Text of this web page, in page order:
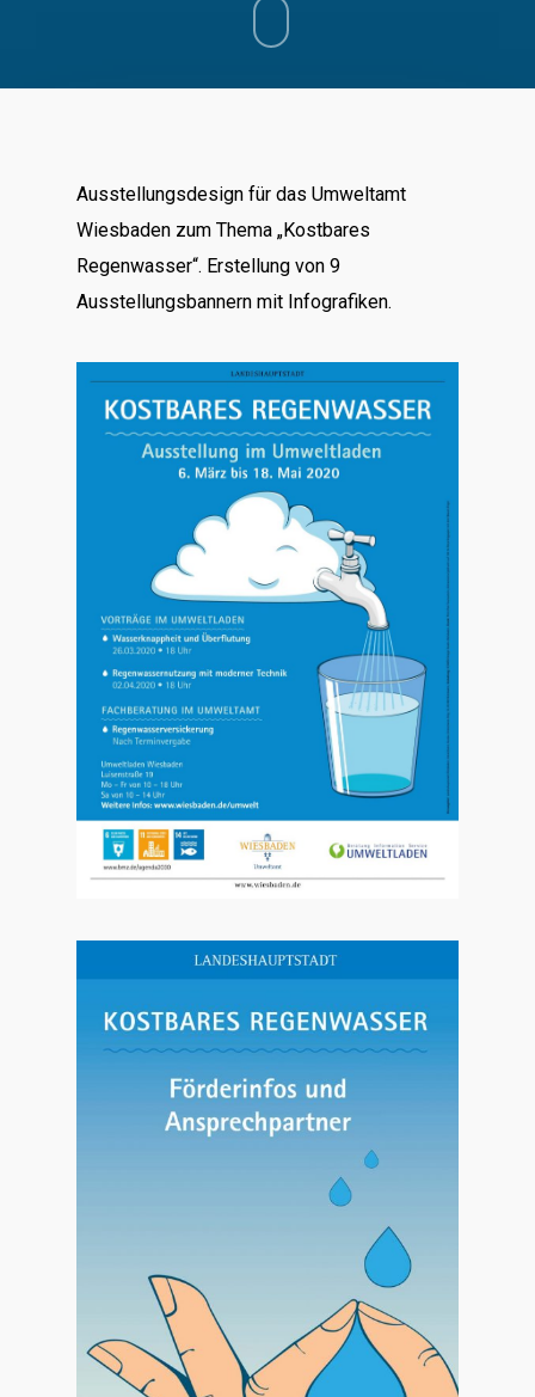
Ausstellungsdesign für das Umweltamt
Wiesbaden zum Thema „Kostbares
Regenwasser“. Erstellung von 9
Ausstellungsbannern mit Infografiken.